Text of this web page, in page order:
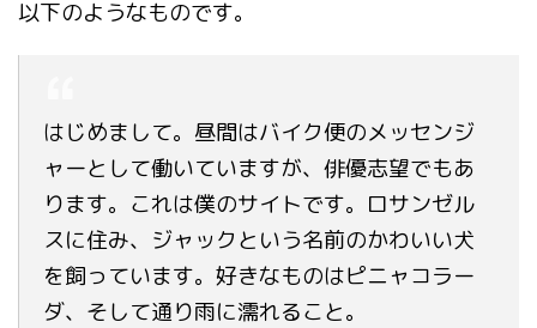
以下のようなものです。
はじめまして。昼間はバイク便のメッセンジ
ャーとして働いていますが、俳優志望でもあ
ります。これは僕のサイトです。ロサンゼル
スに住み、ジャックという名前のかわいい犬
を飼っています。好きなものはピニャコラー
ダ、そして通り雨に濡れること。